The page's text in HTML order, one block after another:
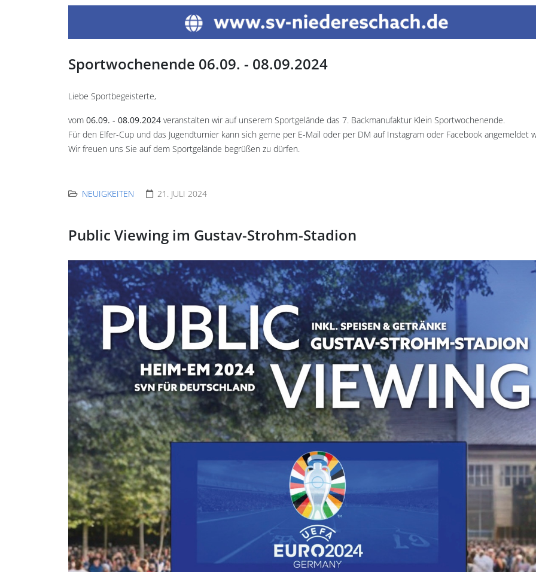
Sportwochenende 06.09. - 08.09.2024
Liebe Sportbegeisterte,
vom 06.09. - 08.09.2024 veranstalten wir auf unserem Sportgelände das 7. Backmanufaktur Klein Sportwochenende.
Für den Elfer-Cup und das Jugendturnier kann sich gerne per E-Mail oder per DM auf Instagram oder Facebook angemeldet
Wir freuen uns Sie auf dem Sportgelände begrüßen zu dürfen.
NEUIGKEITEN 21. JULI 2024
Public Viewing im Gustav-Strohm-Stadion